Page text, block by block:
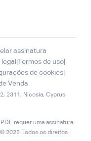
assinatura
Termos de uso|
de cookies|
Venda
requer uma assinatura.
2025 Todos os direitos